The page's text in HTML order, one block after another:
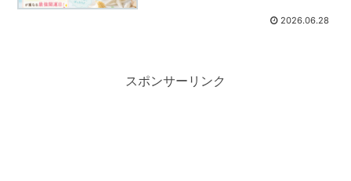
2026.06.28
スポンサーリンク